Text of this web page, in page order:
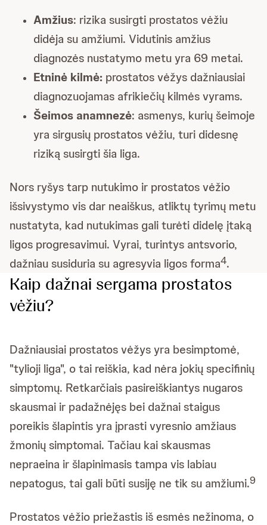
Amžius: rizika susirgti prostatos vėžiu
didėja su amžiumi. Vidutinis amžius
diagnozės nustatymo metu yra 69 metai.
Etninė kilmė: prostatos vėžys dažniausiai
diagnozuojamas afrikiečių kilmės vyrams.
Šeimos anamnezė: asmenys, kurių šeimoje
yra sirgusių prostatos vėžiu, turi didesnę
riziką susirgti šia liga.
Nors ryšys tarp nutukimo ir prostatos vėžio
išsivystymo vis dar neaiškus, atliktų tyrimų metu
nustatyta, kad nutukimas gali turėti didelę įtaką
ligos progresavimui. Vyrai, turintys antsvorio,
dažniau susiduria su agresyvia ligos forma4.
Kaip dažnai sergama prostatos
vėžiu?
Dažniausiai prostatos vėžys yra besimptomė,
"tylioji liga", o tai reiškia, kad nėra jokių specifinių
simptomų. Retkarčiais pasireiškiantys nugaros
skausmai ir padažnėjęs bei dažnai staigus
poreikis šlapintis yra įprasti vyresnio amžiaus
žmonių simptomai. Tačiau kai skausmas
nepraeina ir šlapinimasis tampa vis labiau
nepatogus, tai gali būti susiję ne tik su amžiumi.9
Prostatos vėžio priežastis iš esmės nežinoma, o